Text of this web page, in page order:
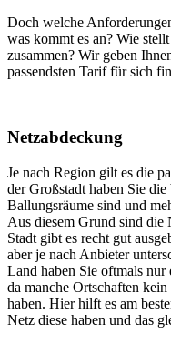
Doch welche
was kommt es an? Wie
zusammen? Wir geben
passendsten Tarif für sich
Netzabdeckung
Je nach Region gilt es die
der Großstadt haben Sie
Ballungsräume sind und
Aus diesem Grund sind die
Stadt gibt es recht gut
aber je nach Anbieter
Land haben Sie oftmals
da manche Ortschaften
haben. Hier hilft es am
Netz diese haben und das